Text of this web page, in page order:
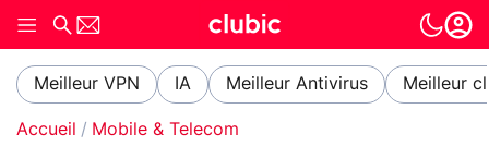
Meilleur VPN IA Meilleur Antivirus Meilleur
Accueil Mobile & Telecom